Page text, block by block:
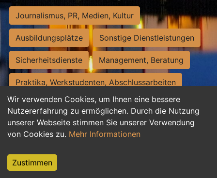
Wir verwenden Cookies, um Ihnen eine bessere
Nutzererfahrung zu ermöglichen. Durch die Nutzung
unserer Webseite stimmen Sie unserer Verwendung
von Cookies zu. Mehr Informationen
Zustimmen
Journalismus, PR, Medien, Kultur
Ausbildungsplätze Sonstige Dienstleistungen
Sicherheitsdienste Management, Beratung
Praktika, Werkstudenten, Abschlussarbeiten
Personalwesen Assistenz, Sekretariat
Hilfskräfte, Aushilfs- und Nebenjobs
Weiterbildung, Studium, duale Ausbildung